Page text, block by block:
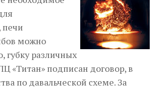
печи
можно
губку различных
«Титан» подписан договор, в
по давальческой схеме. За